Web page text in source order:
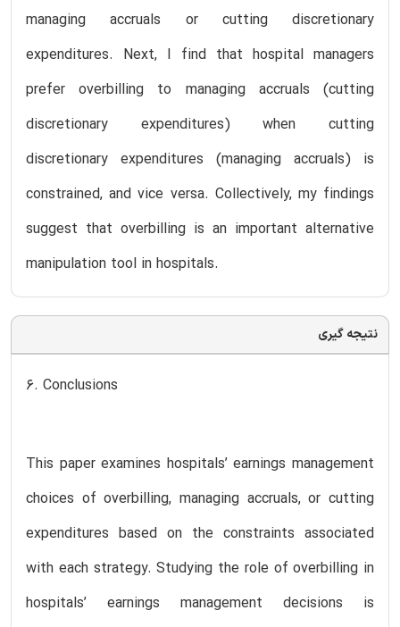
managing accruals or cutting discretionary
expenditures. Next, I find that hospital managers
prefer overbilling to managing accruals (cutting
discretionary expenditures) when cutting
discretionary expenditures (managing accruals) is
constrained, and vice versa. Collectively, my findings
suggest that overbilling is an important alternative
manipulation tool in hospitals.
نتیجه گیری
6. Conclusions
This paper examines hospitals’ earnings management
choices of overbilling, managing accruals, or cutting
expenditures based on the constraints associated
with each strategy. Studying the role of overbilling in
hospitals’ earnings management decisions is